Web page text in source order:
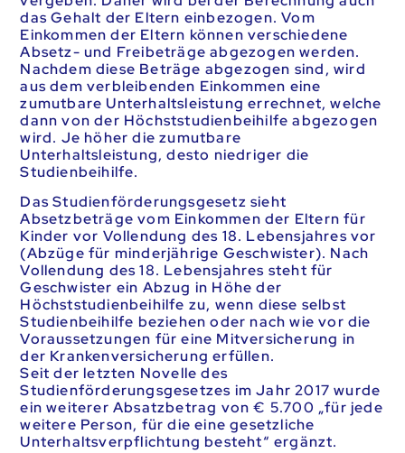
das Gehalt der Eltern einbezogen. Vom
Einkommen der Eltern können verschiedene
Absetz- und Freibeträge abgezogen werden.
Nachdem diese Beträge abgezogen sind, wird
aus dem verbleibenden Einkommen eine
zumutbare Unterhaltsleistung errechnet, welche
dann von der Höchststudienbeihilfe abgezogen
wird. Je höher die zumutbare
Unterhaltsleistung, desto niedriger die
Studienbeihilfe.
Das Studienförderungsgesetz sieht
Absetzbeträge vom Einkommen der Eltern für
Kinder vor Vollendung des 18. Lebensjahres vor
(Abzüge für minderjährige Geschwister). Nach
Vollendung des 18. Lebensjahres steht für
Geschwister ein Abzug in Höhe der
Höchststudienbeihilfe zu, wenn diese selbst
Studienbeihilfe beziehen oder nach wie vor die
Voraussetzungen für eine Mitversicherung in
der Krankenversicherung erfüllen.
Seit der letzten Novelle des
Studienförderungsgesetzes im Jahr 2017 wurde
ein weiterer Absatzbetrag von € 5.700 „für jede
weitere Person, für die eine gesetzliche
Unterhaltsverpflichtung besteht“ ergänzt.